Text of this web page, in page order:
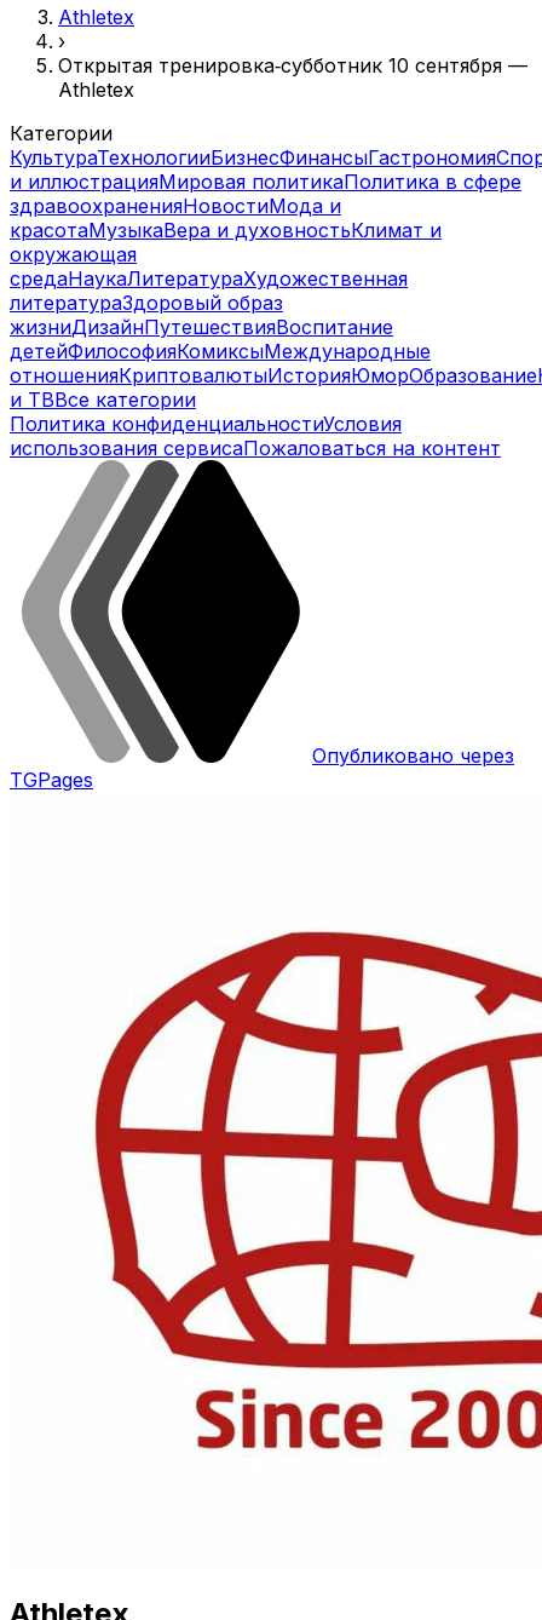
Athletex
›
Открытая тренировка‑субботник 10 сентября —
Athletex
Категории
КультураТехнологииБизнесФинансыГастрономия
и иллюстрацияМировая политикаПолитика в сфере
здравоохраненияНовостиМода и
красотаМузыкаВера и духовностьКлимат и
окружающая
средаНаукаЛитератураХудожественная
литератураЗдоровый образ
жизниДизайнПутешествияВоспитание
детейФилософияКомиксыМеждународные
отношенияКриптовалютыИсторияЮморОбразование
и ТВВсе категории
Политика конфиденциальностиУсловия
использования сервисаПожаловаться на контент
Опубликовано через
TGPages